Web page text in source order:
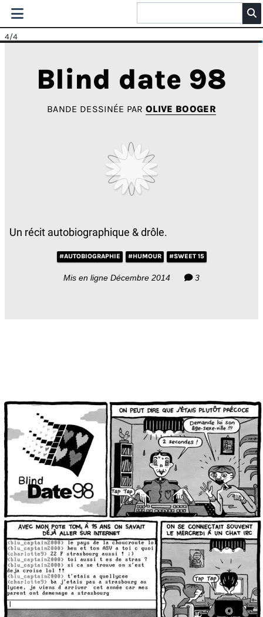
4/4
Blind date 98
BANDE DESSINÉE PAROLIVE BOOGER
Un récit autobiographique & drôle.
#AUTOBIOGRAPHIE #HUMOUR #SWEET 15
Mis en ligne Décembre 2014 3